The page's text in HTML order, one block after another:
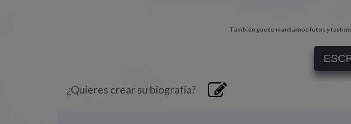
También puede mandarnos fotos y
¿Quieres crear su biografía?